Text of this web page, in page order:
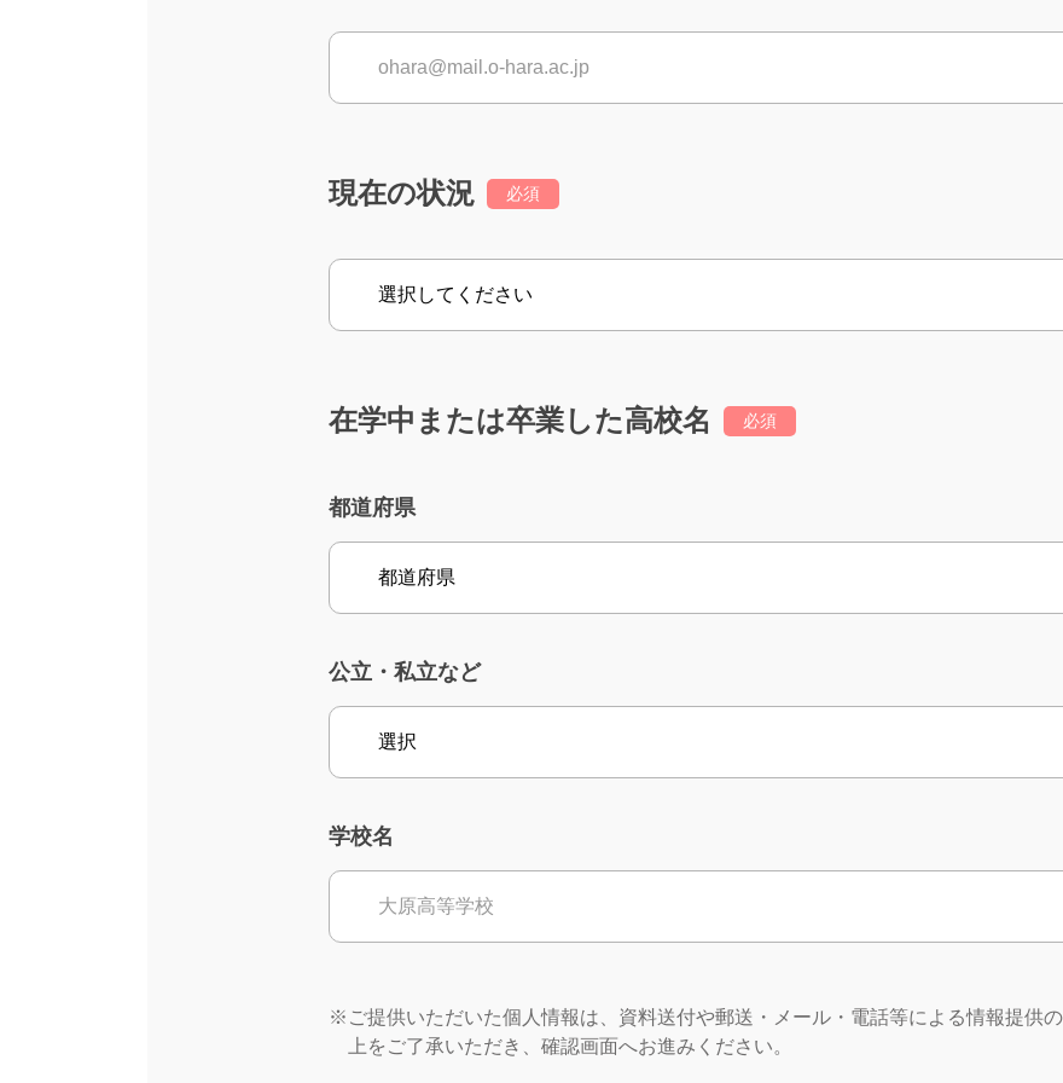
現在の状況 必須
在学中または卒業した高校名 必須
都道府県
公立・私立など
学校名
※ご提供いただいた個人情報は、資料送付や郵送・メール・電話等による情報提供
上をご了承いただき、確認画面へお進みください。